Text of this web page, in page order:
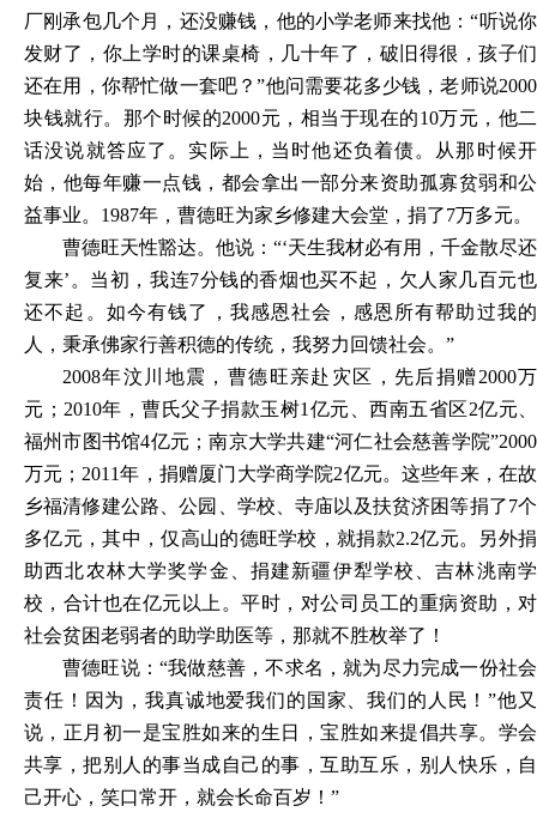
厂刚承包几个月，还没赚钱，他的小学老师来找他：“听说你
发财了，你上学时的课桌椅，几十年了，破旧得很，孩子们
还在用，你帮忙做一套吧？”他问需要花多少钱，老师说2000
块钱就行。那个时候的2000元，相当于现在的10万元，他二
话没说就答应了。实际上，当时他还负着债。从那时候开
始，他每年赚一点钱，都会拿出一部分来资助孤寡贫弱和公
益事业。1987年，曹德旺为家乡修建大会堂，捐了7万多元。
曹德旺天性豁达。他说： “‘天生我材必有用，千金散尽还
复来’。当初，我连7分钱的香烟也买不起，欠人家几百元也
还不起。如今有钱了，我感恩社会，感恩所有帮助过我的
人，秉承佛家行善积德的传统，我努力回馈社会。”
2008年汶川地震，曹德旺亲赴灾区，先后捐赠2000万
元；2010年，曹氏父子捐款玉树1亿元、西南五省区2亿元、
福州市图书馆4亿元；南京大学共建“河仁社会慈善学院”2000
万元；2011年，捐赠厦门大学商学院2亿元。这些年来，在故
乡福清修建公路、公园、学校、寺庙以及扶贫济困等捐了7个
多亿元，其中，仅高山的德旺学校，就捐款2.2亿元。另外捐
助西北农林大学奖学金、捐建新疆伊犁学校、吉林洮南学
校，合计也在亿元以上。平时，对公司员工的重病资助，对
社会贫困老弱者的助学助医等，那就不胜枚举了！
曹德旺说：“我做慈善，不求名，就为尽力完成一份社会
责任！因为，我真诚地爱我们的国家、我们的人民！”他又
说，正月初一是宝胜如来的生日，宝胜如来提倡共享。学会
共享，把别人的事当成自己的事，互助互乐，别人快乐，自
己开心，笑口常开，就会长命百岁！”